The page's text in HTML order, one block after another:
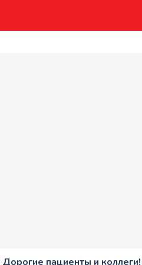
Дорогие пациенты и коллеги!